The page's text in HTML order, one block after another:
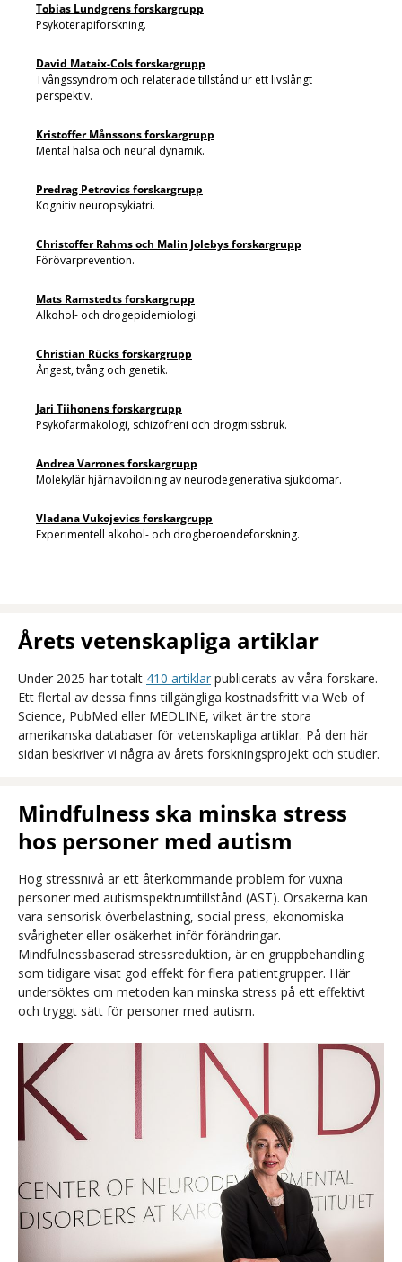
Tobias Lundgrens forskargrupp
Psykoterapiforskning.
David Mataix-Cols forskargrupp
Tvångssyndrom och relaterade tillstånd ur ett livslångt
perspektiv.
Kristoffer Månssons forskargrupp
Mental hälsa och neural dynamik.
Predrag Petrovics forskargrupp
Kognitiv neuropsykiatri.
Christoffer Rahms och Malin Jolebys forskargrupp
Förövarprevention.
Mats Ramstedts forskargrupp
Alkohol- och drogepidemiologi.
Christian Rücks forskargrupp
Ångest, tvång och genetik.
Jari Tiihonens forskargrupp
Psykofarmakologi, schizofreni och drogmissbruk.
Andrea Varrones forskargrupp
Molekylär hjärnavbildning av neurodegenerativa sjukdomar.
Vladana Vukojevics forskargrupp
Experimentell alkohol- och drogberoendeforskning.
Årets vetenskapliga artiklar
Under 2025 har totalt 410 artiklar publicerats av våra forskare.
Ett flertal av dessa finns tillgängliga kostnadsfritt via Web of
Science, PubMed eller MEDLINE, vilket är tre stora
amerikanska databaser för vetenskapliga artiklar. På den här
sidan beskriver vi några av årets forskningsprojekt och studier.
Mindfulness ska minska stress
hos personer med autism
Hög stressnivå är ett återkommande problem för vuxna
personer med autismspektrumtillstånd (AST). Orsakerna kan
vara sensorisk överbelastning, social press, ekonomiska
svårigheter eller osäkerhet inför förändringar.
Mindfulnessbaserad stressreduktion, är en gruppbehandling
som tidigare visat god effekt för flera patientgrupper. Här
undersöktes om metoden kan minska stress på ett effektivt
och tryggt sätt för personer med autism.